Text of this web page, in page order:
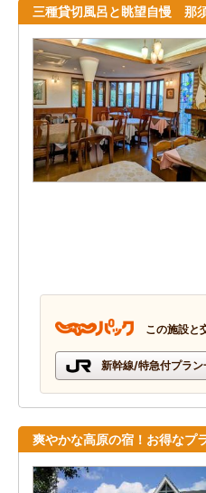
三種貸切風呂と眺望自慢 那
この施設と
新幹線/特急付プラン
爽やかな高原の宿！お得なプ